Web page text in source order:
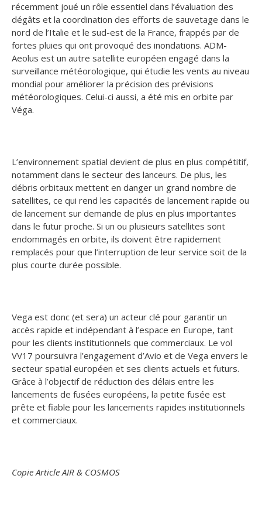
récemment joué un rôle essentiel dans l’évaluation des
dégâts et la coordination des efforts de sauvetage dans le
nord de l’Italie et le sud-est de la France, frappés par de
fortes pluies qui ont provoqué des inondations. ADM-
Aeolus est un autre satellite européen engagé dans la
surveillance météorologique, qui étudie les vents au niveau
mondial pour améliorer la précision des prévisions
météorologiques. Celui-ci aussi, a été mis en orbite par
Véga.
L’environnement spatial devient de plus en plus compétitif,
notamment dans le secteur des lanceurs. De plus, les
débris orbitaux mettent en danger un grand nombre de
satellites, ce qui rend les capacités de lancement rapide ou
de lancement sur demande de plus en plus importantes
dans le futur proche. Si un ou plusieurs satellites sont
endommagés en orbite, ils doivent être rapidement
remplacés pour que l’interruption de leur service soit de la
plus courte durée possible.
Vega est donc (et sera) un acteur clé pour garantir un
accès rapide et indépendant à l’espace en Europe, tant
pour les clients institutionnels que commerciaux. Le vol
VV17 poursuivra l’engagement d’Avio et de Vega envers le
secteur spatial européen et ses clients actuels et futurs.
Grâce à l’objectif de réduction des délais entre les
lancements de fusées européens, la petite fusée est
prête et fiable pour les lancements rapides institutionnels
et commerciaux.
Copie Article AIR & COSMOS